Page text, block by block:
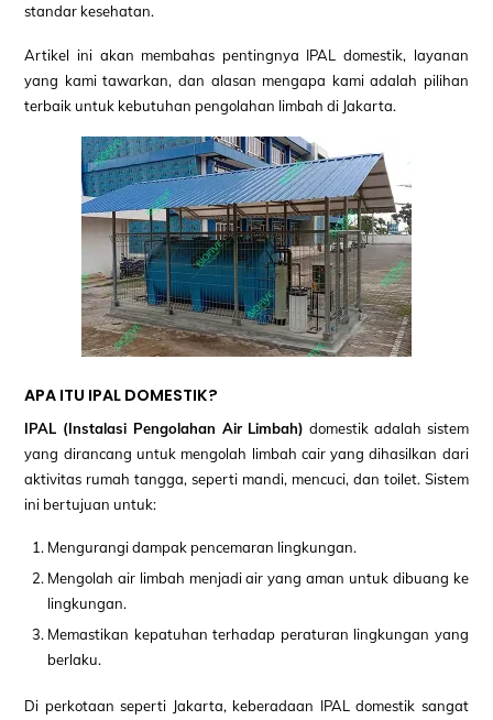
standar kesehatan.
Artikel ini akan membahas pentingnya IPAL domestik, layanan
yang kami tawarkan, dan alasan mengapa kami adalah pilihan
terbaik untuk kebutuhan pengolahan limbah di Jakarta.
APA ITU IPAL DOMESTIK?
IPAL (Instalasi Pengolahan Air Limbah) domestik adalah sistem
yang dirancang untuk mengolah limbah cair yang dihasilkan dari
aktivitas rumah tangga, seperti mandi, mencuci, dan toilet. Sistem
ini bertujuan untuk:
Mengurangi dampak pencemaran lingkungan.
Mengolah air limbah menjadi air yang aman untuk dibuang ke
lingkungan.
Memastikan kepatuhan terhadap peraturan lingkungan yang
berlaku.
Di perkotaan seperti Jakarta, keberadaan IPAL domestik sangat